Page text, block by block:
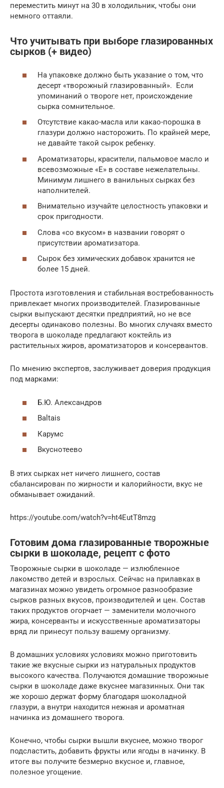
переместить минут на 30 в холодильник, чтобы они
немного оттаяли.
Что учитывать при выборе глазированных
сырков (+ видео)
На упаковке должно быть указание о том, что
десерт «творожный глазированный». Если
упоминаний о твороге нет, происхождение
сырка сомнительное.
Отсутствие какао-масла или какао-порошка в
глазури должно насторожить. По крайней мере,
не давайте такой сырок ребенку.
Ароматизаторы, красители, пальмовое масло и
всевозможные «Е» в составе нежелательны.
Минимум лишнего в ванильных сырках без
наполнителей.
Внимательно изучайте целостность упаковки и
срок пригодности.
Слова «со вкусом» в названии говорят о
присутствии ароматизатора.
Сырок без химических добавок хранится не
более 15 дней.
Простота изготовления и стабильная востребованность
привлекает многих производителей. Глазированные
сырки выпускают десятки предприятий, но не все
десерты одинаково полезны. Во многих случаях вместо
творога в шоколаде предлагают коктейль из
растительных жиров, ароматизаторов и консервантов.
По мнению экспертов, заслуживает доверия продукция
под марками:
Б.Ю. Александров
Baltais
Карумс
Вкуснотеево
В этих сырках нет ничего лишнего, состав
сбалансирован по жирности и калорийности, вкус не
обманывает ожиданий.
https://youtube.com/watch?v=ht4EutT8mzg
Готовим дома глазированные творожные
сырки в шоколаде, рецепт с фото
Творожные сырки в шоколаде — излюбленное
лакомство детей и взрослых. Сейчас на прилавках в
магазинах можно увидеть огромное разнообразие
сырков разных вкусов, производителей и цен. Состав
таких продуктов огорчает — заменители молочного
жира, консерванты и искусственные ароматизаторы
вряд ли принесут пользу вашему организму.
В домашних условиях условиях можно приготовить
такие же вкусные сырки из натуральных продуктов
высокого качества. Получаются домашние творожные
сырки в шоколаде даже вкуснее магазинных. Они так
же хорошо держат форму благодаря шоколадной
глазури, а внутри находится нежная и ароматная
начинка из домашнего творога.
Конечно, чтобы сырки вышли вкуснее, можно творог
подсластить, добавить фрукты или ягоды в начинку. В
итоге вы получите безмерно вкусное и, главное,
полезное угощение.